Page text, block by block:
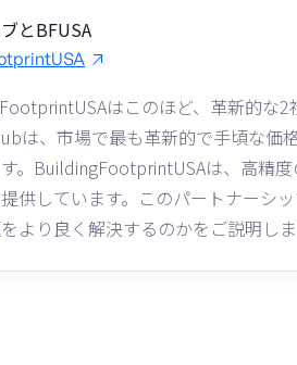
とBFUSA
はこのほど、革新的な
は、市場で最も革新的で手頃な価
。BuildingFootprintUSAは、高精
供しています。このパートナーシ
より良く解決するのかをご説明しま